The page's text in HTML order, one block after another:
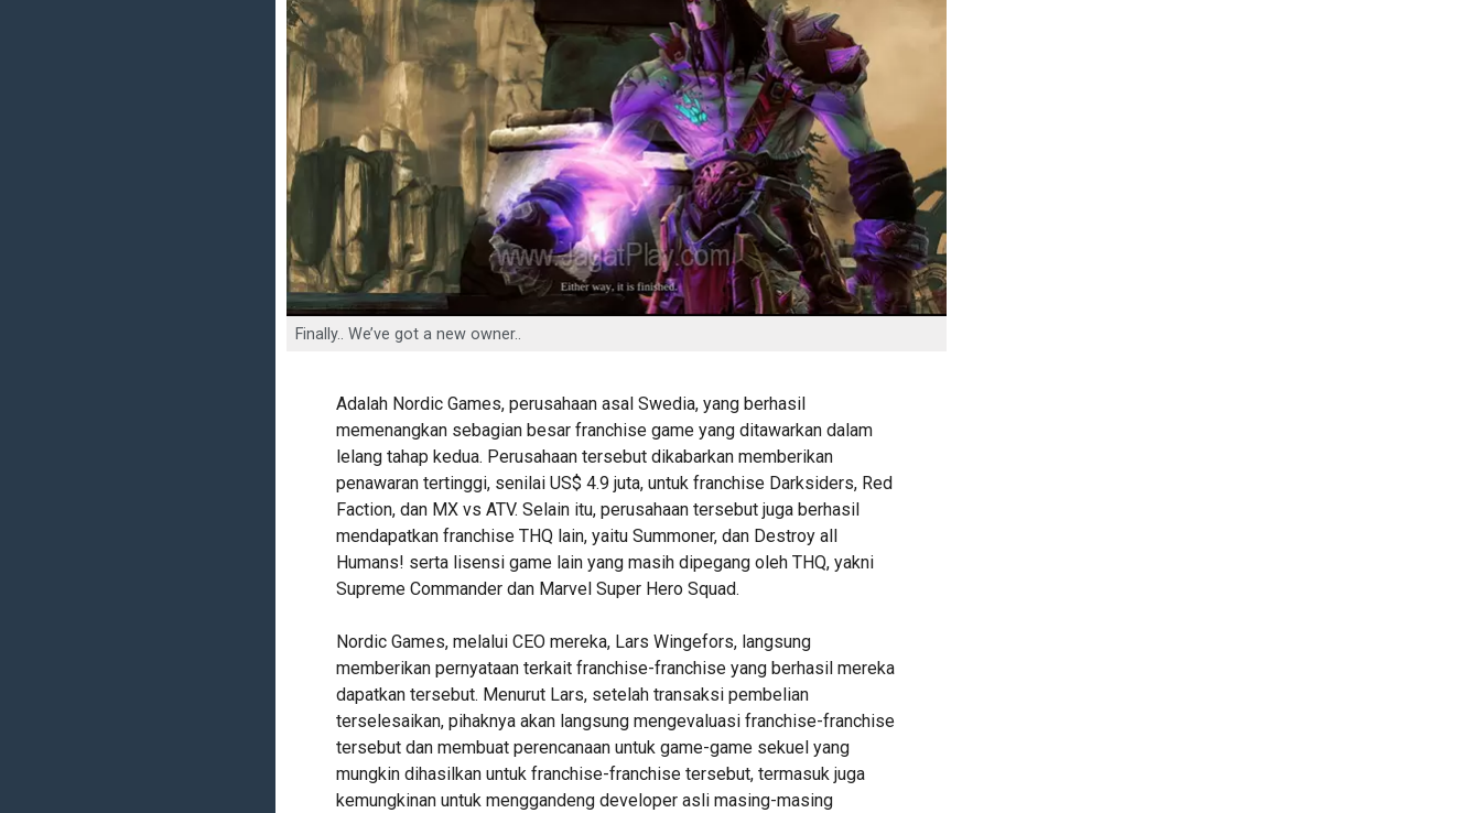
Finally.. We’ve got a new owner..
Adalah Nordic Games, perusahaan asal Swedia, yang berhasil
memenangkan sebagian besar franchise game yang ditawarkan dalam
lelang tahap kedua. Perusahaan tersebut dikabarkan memberikan
penawaran tertinggi, senilai US$ 4.9 juta, untuk franchise Darksiders, Red
Faction, dan MX vs ATV. Selain itu, perusahaan tersebut juga berhasil
mendapatkan franchise THQ lain, yaitu Summoner, dan Destroy all
Humans! serta lisensi game lain yang masih dipegang oleh THQ, yakni
Supreme Commander dan Marvel Super Hero Squad.
Nordic Games, melalui CEO mereka, Lars Wingefors, langsung
memberikan pernyataan terkait franchise-franchise yang berhasil mereka
dapatkan tersebut. Menurut Lars, setelah transaksi pembelian
terselesaikan, pihaknya akan langsung mengevaluasi franchise-franchise
tersebut dan membuat perencanaan untuk game-game sekuel yang
mungkin dihasilkan untuk franchise-franchise tersebut, termasuk juga
kemungkinan untuk menggandeng developer asli masing-masing